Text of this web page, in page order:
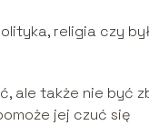
religia czy
ale także nie być
jej czuć się